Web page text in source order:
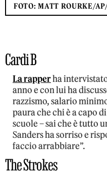
FOTO: MATT ROURKE/
Cardi B
La rapperha
anno e con lui ha
razzismo, salario
paura che chi è a capo
scuole – sai che è tutto
Sanders ha sorriso e
faccio arrabbiare”.
The Strokes